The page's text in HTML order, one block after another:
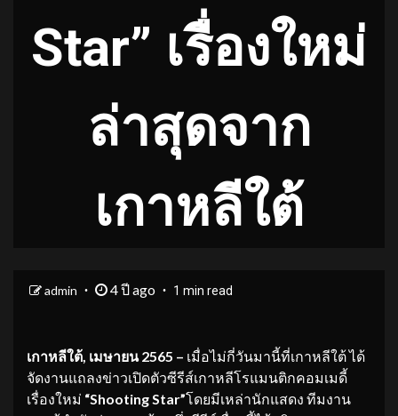
Star” เรื่องใหม่
ล่าสุดจาก
เกาหลีใต้
admin 4 ปี ago 1 min read
เกาหลีใต้ , เมษายน 2565 – เมื่อไม่กี่วันมานี้ที่เกาหลีใต้ ได้
จัดงานแถลงข่าวเปิดตัวซีรีส์เกาหลีโรแมนติกคอมเมดี้
เรื่องใหม่ “Shooting Star”โดยมีเหล่านักแสดง ทีมงาน